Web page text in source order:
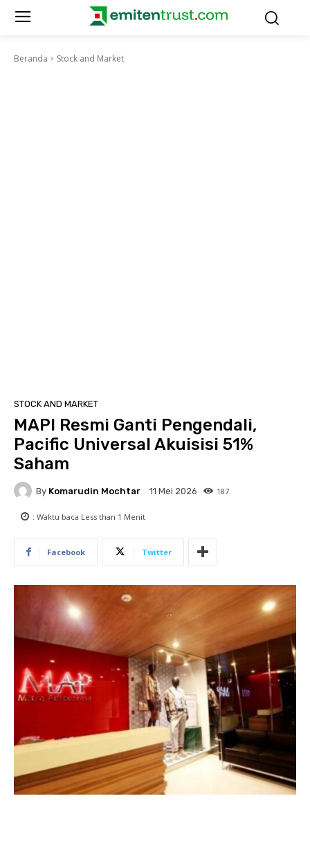
Beranda Stock and Market
STOCK AND MARKET
MAPI Resmi Ganti Pengendali,
Pacific Universal Akuisisi 51%
Saham
By Komarudin Mochtar 11 Mei 2026 187
: Waktu baca Less than 1 Menit
Facebook Twitter